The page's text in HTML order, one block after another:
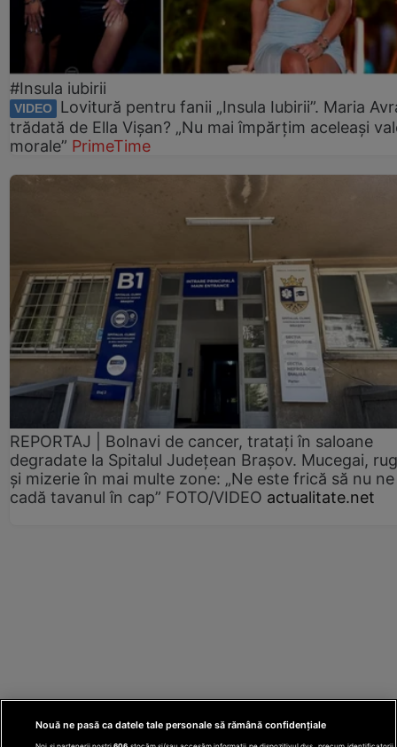
#Insula iubirii
VIDEO
Lovitură pentru fanii „Insula Iubirii”. Maria
trădată de Ella Vișan? „Nu mai împărțim aceleași
morale” PrimeTime
REPORTAJ | Bolnavi de cancer, tratați în saloane
degradate la Spitalul Județean Brașov. Mucegai,
și mizerie în mai multe zone: „Ne este frică să nu ne
cadă tavanul în cap” FOTO/VIDEO actualitate.net
Nouă ne pasă ca datele tale personale să rămână confidențiale